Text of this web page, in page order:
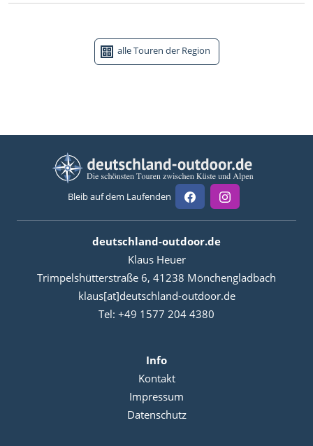
alle Touren der Region
Bleib auf dem Laufenden
deutschland-outdoor.de
Klaus Heuer
Trimpelshütterstraße 6, 41238 Mönchengladbach
klaus[at]deutschland-outdoor.de
Tel: +49 1577 204 4380
Info
Kontakt
Impressum
Datenschutz